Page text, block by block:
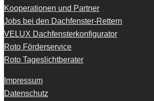
Kooperationen und Partner
Jobs bei den Dachfenster-Rettern
VELUX Dachfensterkonfigurator
Roto Förderservice
Roto Tageslichtberater
Impressum
Datenschutz